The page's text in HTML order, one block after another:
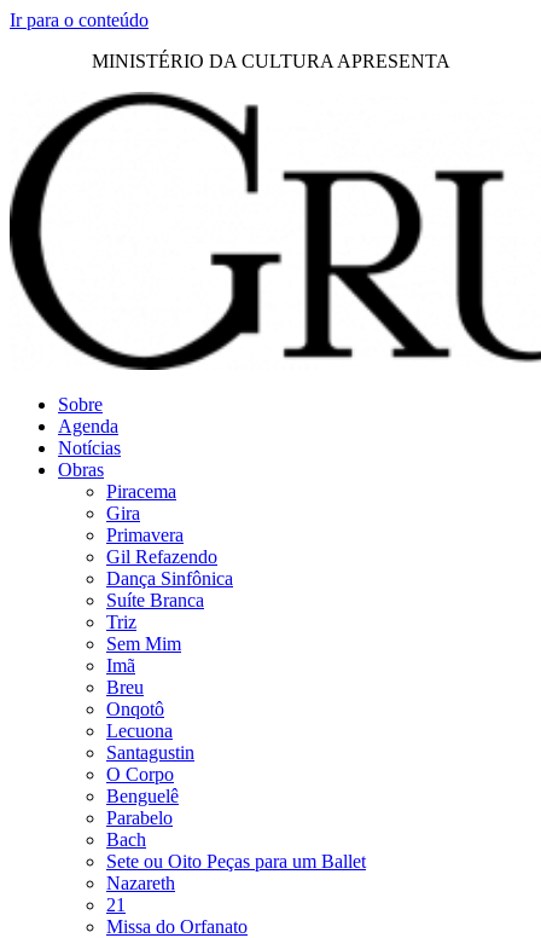
Ir para o conteúdo
MINISTÉRIO DA CULTURA APRESENTA
Sobre
Agenda
Notícias
Obras
Piracema
Gira
Primavera
Gil Refazendo
Dança Sinfônica
Suíte Branca
Triz
Sem Mim
Imã
Breu
Onqotô
Lecuona
Santagustin
O Corpo
Benguelê
Parabelo
Bach
Sete ou Oito Peças para um Ballet
Nazareth
21
Missa do Orfanato